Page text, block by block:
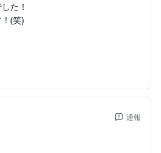
た！
(笑)
通報